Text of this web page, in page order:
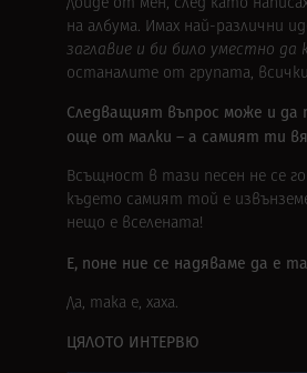
Дойде от мен, след като
на албума. Имах най-различни
заглавие и би било уместно
останалите от групата,
Следващият въпрос може и да
още от малки – а самият ти
Всъщност в тази песен не се
където самият той е
нещо е вселената!
Е, поне ние се надяваме да е
Да, така е, хаха.
ЦЯЛОТО ИНТЕРВЮ